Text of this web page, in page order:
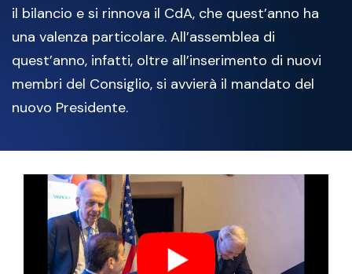
il bilancio e si rinnova il CdA, che quest’anno ha
una valenza particolare. All’assemblea di
quest’anno, infatti, oltre all’inserimento di nuovi
membri del Consiglio, si avvierà il mandato del
nuovo Presidente.